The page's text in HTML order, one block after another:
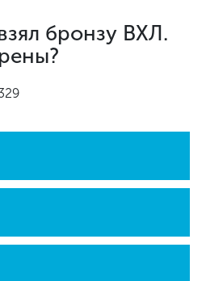
бронзу ВХЛ.